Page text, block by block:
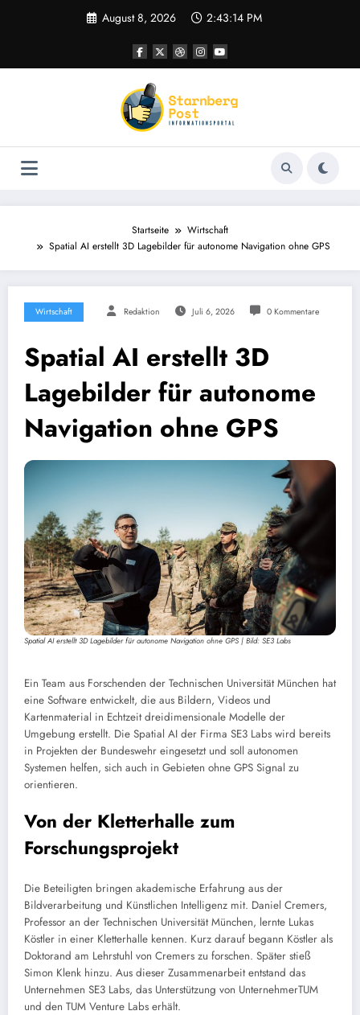
August 8, 2026 2:43:15 PM
Startseite
Wirtschaft
Spatial AI erstellt 3D Lagebilder für autonome Navigation ohne GPS
Wirtschaft Redaktion Juli 6, 2026 0 Kommentare
Spatial AI erstellt 3D
Lagebilder für autonome
Navigation ohne GPS
Spatial AI erstellt 3D Lagebilder für autonome Navigation ohne GPS | Bild: SE3 Labs
Ein Team aus Forschenden der Technischen Universität München hat
eine Software entwickelt, die aus Bildern, Videos und
Kartenmaterial in Echtzeit dreidimensionale Modelle der
Umgebung erstellt. Die Spatial AI der Firma SE3 Labs wird bereits
in Projekten der Bundeswehr eingesetzt und soll autonomen
Systemen helfen, sich auch in Gebieten ohne GPS Signal zu
orientieren.
Von der Kletterhalle zum
Forschungsprojekt
Die Beteiligten bringen akademische Erfahrung aus der
Bildverarbeitung und Künstlichen Intelligenz mit. Daniel Cremers,
Professor an der Technischen Universität München, lernte Lukas
Köstler in einer Kletterhalle kennen. Kurz darauf begann Köstler als
Doktorand am Lehrstuhl von Cremers zu forschen. Später stieß
Simon Klenk hinzu. Aus dieser Zusammenarbeit entstand das
Unternehmen SE3 Labs, das Unterstützung von UnternehmerTUM
und den TUM Venture Labs erhält.